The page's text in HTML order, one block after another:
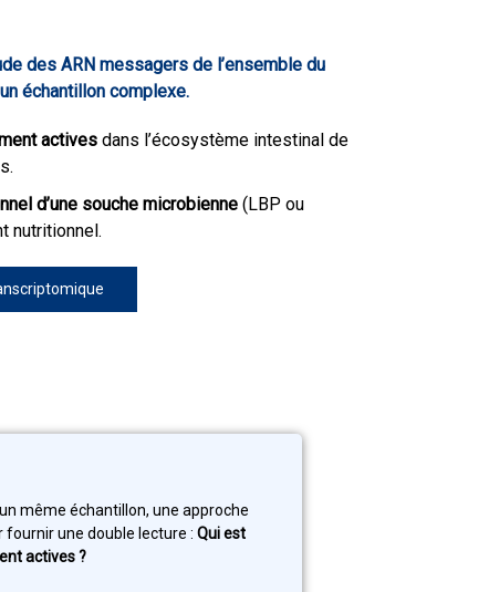
des ARN messagers de l’ensemble du
échantillon complexe.
actives dans l’écosystème intestinal de
d’une souche microbienne (LBP ou
nutritionnel.
même échantillon, une approche
une double lecture : Qui est
actives ?